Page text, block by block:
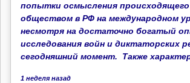
попытки осмысления
обществом в РФ на международном
несмотря на достаточно богатый
исследования войн и диктаторских
сегодняшний момент. Также
1 неделяназад